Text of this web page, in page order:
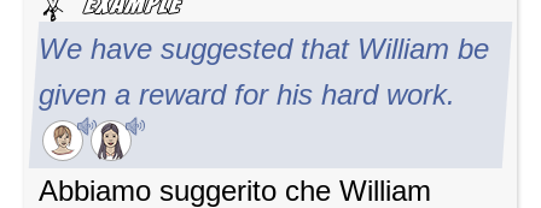
We have suggested that William be
given a reward for his hard work.
Abbiamo suggerito che William